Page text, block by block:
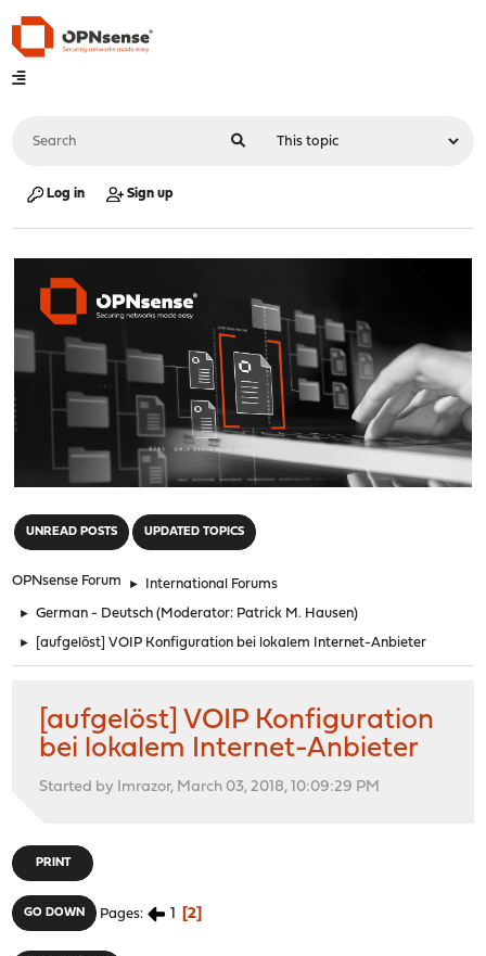
Log in Sign up
UNREAD POSTS UPDATED TOPICS
OPNsense Forum ► International Forums
► German - Deutsch (Moderator: Patrick M. Hausen)
► [aufgelöst] VOIP Konfiguration bei lokalem Internet-Anbieter
[aufgelöst] VOIP Konfiguration
bei lokalem Internet-Anbieter
Started by Imrazor, March 03, 2018, 10:09:29 PM
PRINT
GO DOWN Pages 1 2